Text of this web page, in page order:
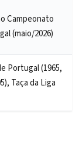
Campeonato
(maio/2026)
Portugal (1965,
Taça da Liga